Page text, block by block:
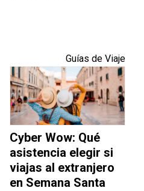
Guías de Viaje
Cyber Wow: Qué
asistencia elegir si
viajas al extranjero
en Semana Santa